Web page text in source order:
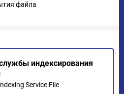
файла
индексирования
Service File